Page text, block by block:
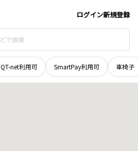
ログイン新規登録
QT-net利用可 SmartPay利用可 車椅子